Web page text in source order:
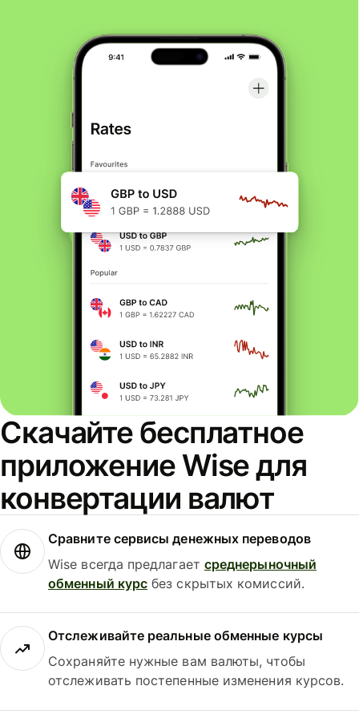
Скачайте бесплатное
приложение Wise для
конвертации валют
Сравните сервисы денежных переводов
Wise всегда предлагает среднерыночный
обменный курс без скрытых комиссий.
Отслеживайте реальные обменные курсы
Сохраняйте нужные вам валюты, чтобы
отслеживать постепенные изменения курсов.